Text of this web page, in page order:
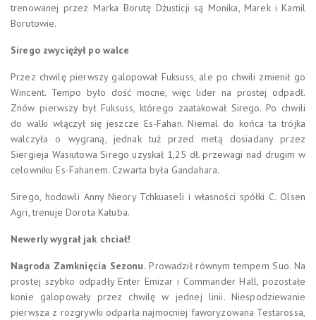
trenowanej przez Marka Borutę Dżusticji są Monika, Marek i Kamil
Borutowie.
Sirego zwyciężył po walce
Przez chwilę pierwszy galopował Fuksuss, ale po chwili zmienił go
Wincent. Tempo było dość mocne, więc lider na prostej odpadł.
Znów pierwszy był Fuksuss, którego zaatakował Sirego. Po chwili
do walki włączył się jeszcze Es-Fahan. Niemal do końca ta trójka
walczyła o wygraną, jednak tuż przed metą dosiadany przez
Siergieja Wasiutowa Sirego uzyskał 1,25 dł. przewagi nad drugim w
celowniku Es-Fahanem. Czwarta była Gandahara.
Sirego, hodowli Anny Nieory Tchkuaseli i własności spółki C. Olsen
Agri, trenuje Dorota Kałuba.
Newerly wygrał jak chciał!
Nagroda Zamknięcia Sezonu.Prowadził równym tempem Suo. Na
prostej szybko odpadły Enter Emizar i Commander Hall, pozostałe
konie galopowały przez chwilę w jednej linii. Niespodziewanie
pierwsza z rozgrywki odparła najmocniej faworyzowana Testarossa,